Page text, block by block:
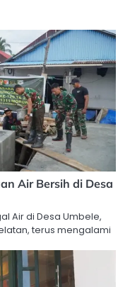
Air Bersih di Desa
Air di Desa Umbele,
terus mengalami